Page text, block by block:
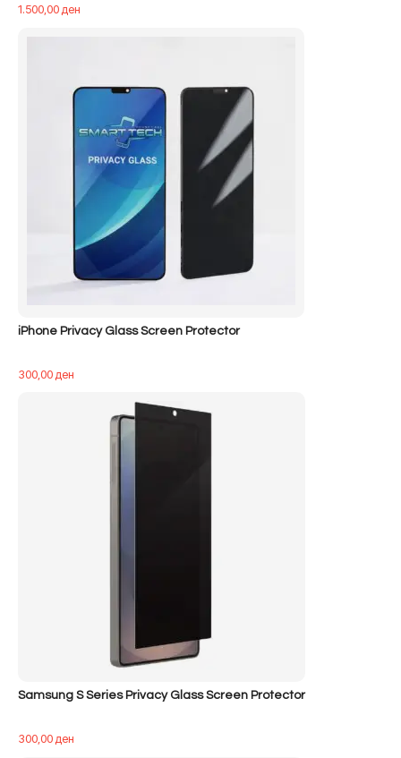
1.500,00ден
iPhone Privacy Glass Screen Protector
300,00ден
Samsung S Series Privacy Glass Screen Protector
300,00ден